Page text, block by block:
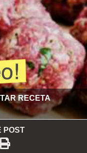
RECETA
POST